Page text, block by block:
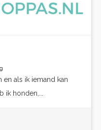
en als ik iemand kan
honden,...